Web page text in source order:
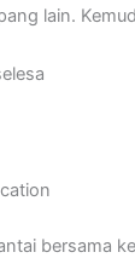
lain.
bersama